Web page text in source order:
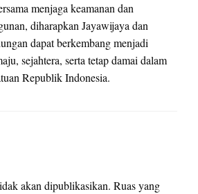
menjaga keamanan dan
diharapkan Jayawijaya dan
dapat berkembang menjadi
sejahtera, serta tetap damai dalam
Republik Indonesia.
akan dipublikasikan. Ruas yang